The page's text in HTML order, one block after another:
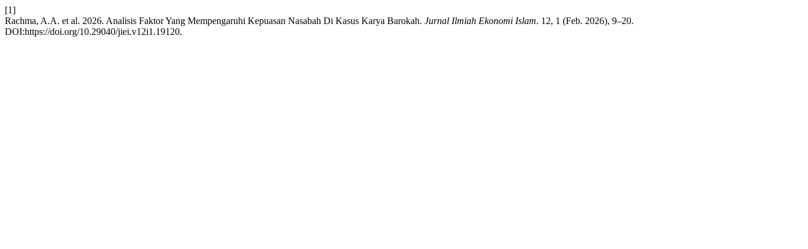
[1]
Rachma, A.A. et al. 2026. Analisis Faktor Yang Mempengaruhi Kepuasan Nasabah Di Kasus Karya Barokah. Jurnal Ilmiah Ekonomi Islam. 12, 1 (Feb. 2026), 9–20.
DOI:https://doi.org/10.29040/jiei.v12i1.19120.